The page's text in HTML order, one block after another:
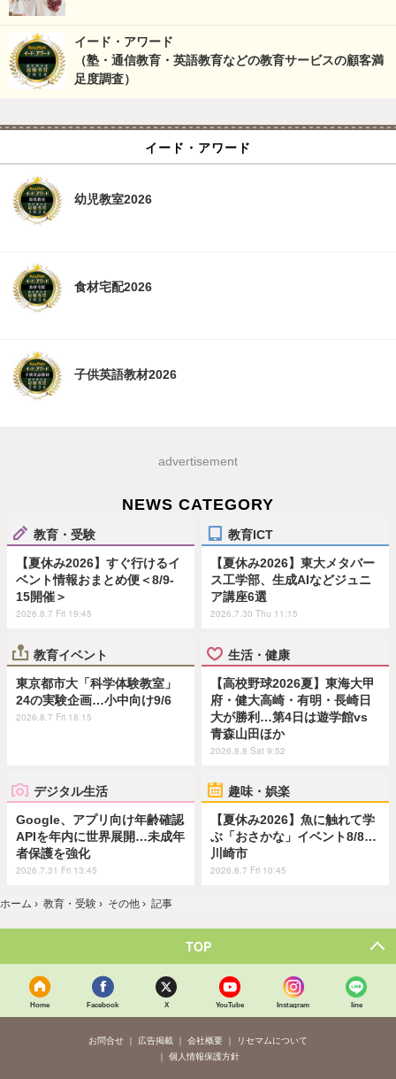
イード・アワード
（塾・通信教育・英語教育などの教育サービスの顧客満
足度調査）
イード・アワード
幼児教室2026
食材宅配2026
子供英語教材2026
advertisement
NEWS CATEGORY
教育・受験
【夏休み2026】すぐ行けるイ
ベント情報おまとめ便＜8/9-
15開催＞
2026.8.7 Fri 19:45
教育ICT
【夏休み2026】東大メタバー
ス工学部、生成AIなどジュニ
ア講座6選
2026.7.30 Thu 11:15
教育イベント
東京都市大「科学体験教室」
24の実験企画…小中向け9/6
2026.8.7 Fri 18:15
生活・健康
【高校野球2026夏】東海大甲
府・健大高崎・有明・長崎日
大が勝利…第4日は遊学館vs
青森山田ほか
2026.8.8 Sat 9:52
デジタル生活
Google、アプリ向け年齢確認
APIを年内に世界展開…未成年
者保護を強化
2026.7.31 Fri 13:45
趣味・娯楽
【夏休み2026】魚に触れて学
ぶ「おさかな」イベント8/8…
川崎市
2026.8.7 Fri 10:45
ホーム › 教育・受験 › その他 › 記事
TOP
Home Facebook X YouTube Instagram line
お問合せ 広告掲載 会社概要
リセマムについて
個人情報保護方針